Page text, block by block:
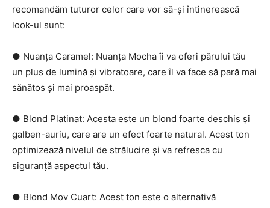
recomandăm tuturor celor care vor să-și întinerească
look-ul sunt:
● Nuanța Caramel: Nuanța Mocha îi va oferi părului tău
un plus de lumină și vibratoare, care îl va face să pară mai
sănătos și mai proaspăt.
● Blond Platinat: Acesta este un blond foarte deschis și
galben-auriu, care are un efect foarte natural. Acest ton
optimizează nivelul de strălucire și va refresca cu
siguranță aspectul tău.
● Blond Mov Cuart: Acest ton este o alternativă